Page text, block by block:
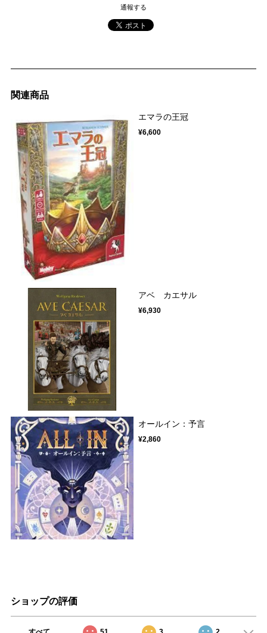
通報する
関連商品
エマラの王冠
¥6,600
アベ カエサル
¥6,930
オールイン：予言
¥2,860
ショップの評価